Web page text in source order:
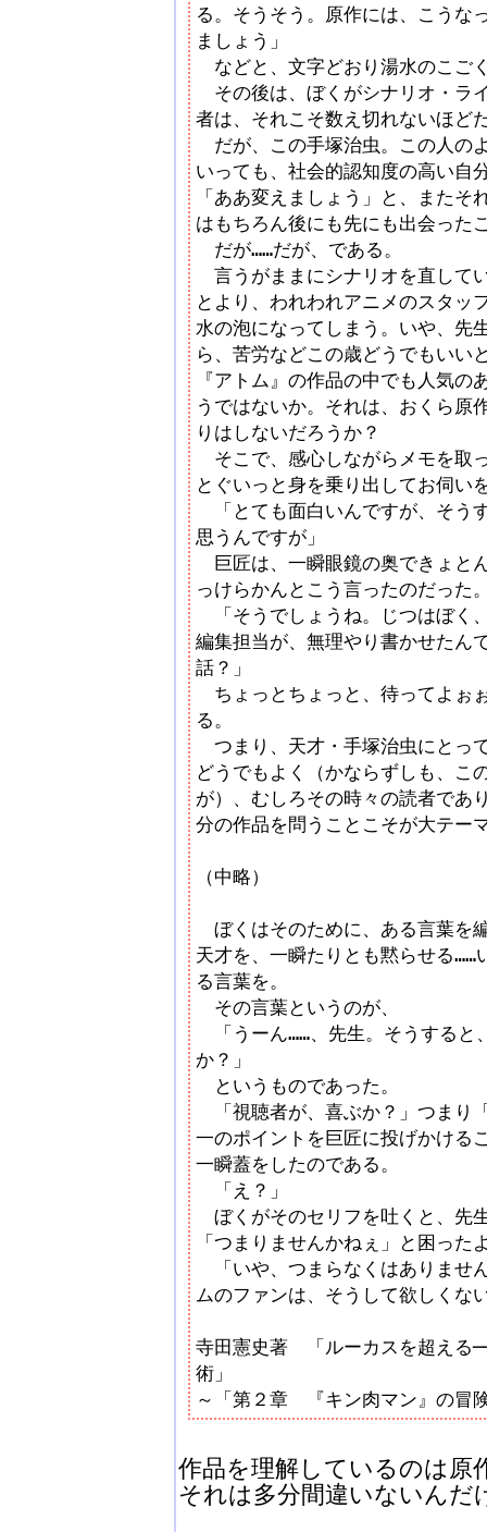
る。そうそう。原作には、こうな
ましょう」
などと、文字どおり湯水のこご
その後は、ぼくがシナリオ・ラ
者は、それこそ数え切れないほど
だが、この手塚治虫。この人の
いっても、社会的認知度の高い自
「ああ変えましょう」と、また
はもちろん後にも先にも出会った
だが……だが、である。
言うがままにシナリオを直して
とより、われわれアニメのスタッ
水の泡になってしまう。いや、先
ら、苦労などこの歳どうでもいい
『アトム』の作品の中でも人気
うではないか。それは、おくら原
りはしないだろうか？
そこで、感心しながらメモを取
とぐいっと身を乗り出してお伺い
「とても面白いんですが、そう
思うんですが」
巨匠は、一瞬眼鏡の奥できょと
っけらかんとこう言ったのだった
「そうでしょうね。じつはぼく
編集担当が、無理やり書かせたん
話？」
ちょっとちょっと、待ってよぉ
る。
つまり、天才・手塚治虫にとっ
どうでもよく（かならずしも、こ
が）、むしろその時々の読者であ
分の作品を問うことこそが大テー
（中略）
ぼくはそのために、ある言葉を
天才を、一瞬たりとも黙らせる……
る言葉を。
その言葉というのが、
「うーん……、先生。そうすると
か？」
というものであった。
「視聴者が、喜ぶか？」つまり
一のポイントを巨匠に投げかける
一瞬蓋をしたのである。
「え？」
ぼくがそのセリフを吐くと、先
「つまりませんかねぇ」と困った
「いや、つまらなくはありませ
ムのファンは、そうして欲しくな
寺田憲史著 「ルーカスを超える
術」
～「第２章 『キン肉マン』の冒
作品を理解しているのは原
それは多分間違いないん